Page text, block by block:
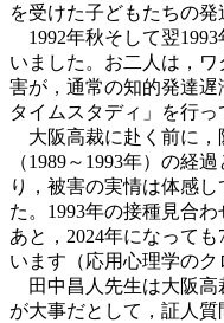
を受けた子どもたちの
1992年秋そして翌
いました。お二人は，
害が，通常の知的発達
タイムスタディ」を行っ
大阪高裁に赴く前に，
（1989～1993年）の経
り，被害の実情は体感
た。1993年の接種見合
あと，2024年になって
います（応用心理学のク
田中昌人先生は大阪高
が大事だとして，証人